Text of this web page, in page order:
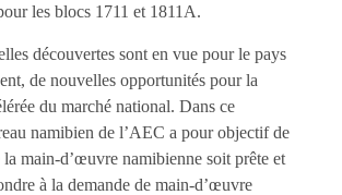
les blocs 1711 et 1811A.
découvertes sont en vue pour le pays
de nouvelles opportunités pour la
du marché national. Dans ce
namibien de l’AEC a pour objectif de
main-d’œuvre namibienne soit prête et
à la demande de main-d’œuvre